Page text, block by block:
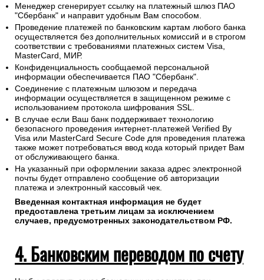
Менеджер сгенерирует ссылку на платежный шлюз ПАО
"Сбербанк" и направит удобным Вам способом.
Проведение платежей по банковским картам любого банка
осуществляется без дополнительных комиссий и в строгом
соответствии с требованиями платежных систем Visa,
MasterCard, МИР.
Конфиденциальность сообщаемой персональной
информации обеспечивается ПАО "Сбербанк".
Соединение с платежным шлюзом и передача
информации осуществляется в защищенном режиме с
использованием протокола шифрования SSL.
В случае если Ваш банк поддерживает технологию
безопасного проведения интернет-платежей Verified By
Visa или MasterCard Secure Code для проведения платежа
также может потребоваться ввод кода который придет Вам
от обслуживающего банка.
На указанный при оформлении заказа адрес электронной
почты будет отправлено сообщение об авторизации
платежа и электронный кассовый чек.
Введенная контактная информация не будет
предоставлена третьим лицам за исключением
случаев, предусмотренных законодательством РФ.
4. Банковским переводом по счету